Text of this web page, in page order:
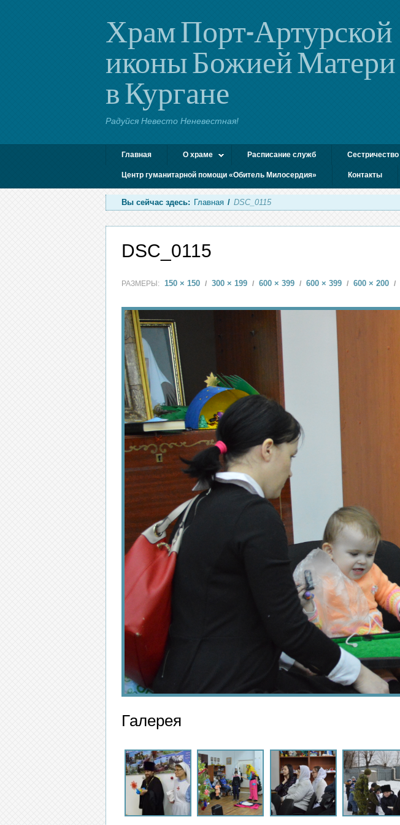
Храм Порт-Артурской
иконы Божией Матери
в Кургане
Радуйся Невесто Неневестная!
Главная О храме Расписание служб Сестричество
Центр гуманитарной помощи «Обитель Милосердия» Контакты
Вы сейчас здесь: Главная / DSC_0115
DSC_0115
РАЗМЕРЫ: 150 × 150 / 300 × 199 / 600 × 399 / 600 × 399 / 600 × 200 /
Галерея